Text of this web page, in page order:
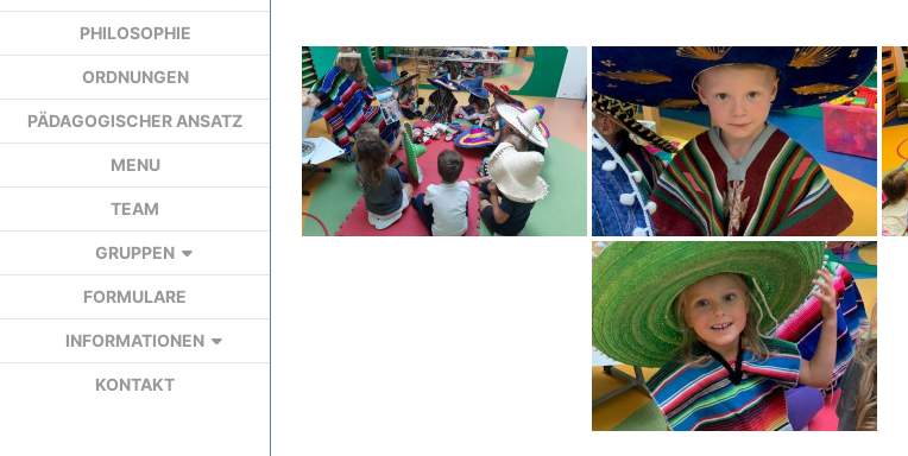
PHILOSOPHIE
ORDNUNGEN
PÄDAGOGISCHER ANSATZ
MENU
TEAM
GRUPPEN
FORMULARE
INFORMATIONEN
KONTAKT